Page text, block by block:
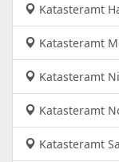
Katasteramt
Katasteramt
Katasteramt
Katasteramt
Katasteramt